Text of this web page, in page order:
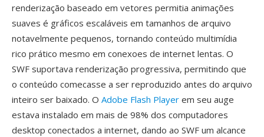
renderização baseado em vetores permitia animações
suaves é gráficos escaláveis em tamanhos de arquivo
notavelmente pequenos, tornando conteúdo multimídia
rico prático mesmo em conexoes de internet lentas. O
SWF suportava renderização progressiva, permitindo que
o conteúdo comecasse a ser reproduzido antes do arquivo
inteiro ser baixado. O Adobe Flash Player em seu auge
estava instalado em mais de 98% dos computadores
desktop conectados a internet, dando ao SWF um alcance